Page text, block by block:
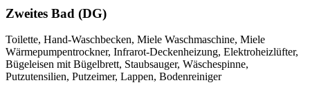
Zweites Bad (DG)
Toilette, Hand-Waschbecken, Miele Waschmaschine, Miele
Wärmepumpentrockner, Infrarot-Deckenheizung, Elektroheizlüfter,
Bügeleisen mit Bügelbrett, Staubsauger, Wäschespinne,
Putzutensilien, Putzeimer, Lappen, Bodenreiniger